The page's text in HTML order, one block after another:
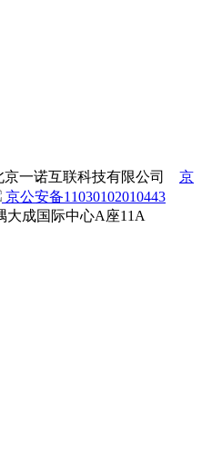
京一诺互联科技有限公司 京
京公安备11030102010443
大成国际中心A座11A